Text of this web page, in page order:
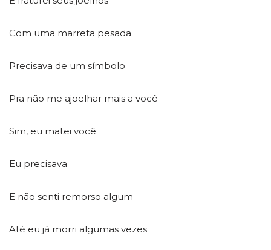
Com uma marreta pesada
Precisava de um símbolo
Pra não me ajoelhar mais a você
Sim, eu matei você
Eu precisava
E não senti remorso algum
Até eu já morri algumas vezes